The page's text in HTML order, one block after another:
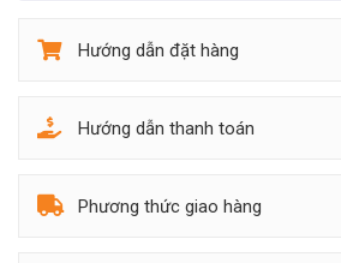
Hướng dẫn đặt hàng
Hướng dẫn thanh toán
Phương thức giao hàng